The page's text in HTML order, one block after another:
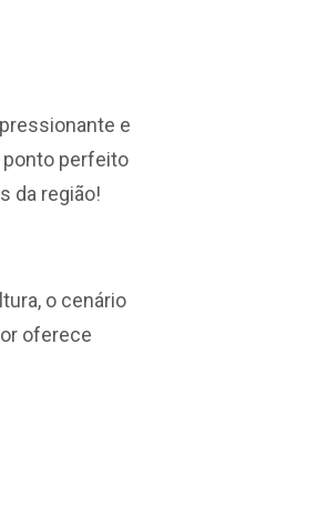
e
ponto perfeito
da região!
o cenário
oferece